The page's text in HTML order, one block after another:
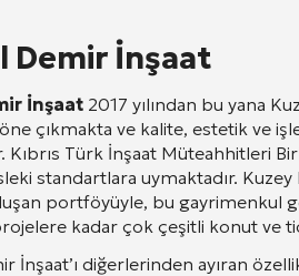
Demir İnşaat
İnşaat 2017 yılından bu yana
çıkmakta ve kalite, estetik ve
. Kıbrıs Türk İnşaat Müteahhitleri
standartlara uymaktadır. Kuzey
portföyüyle, bu gayrimenkul
kadar çok çeşitli konut ve
İnşaat’ı diğerlerinden ayıran